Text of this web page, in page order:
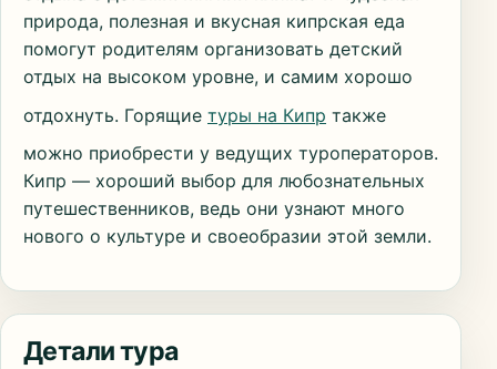
природа, полезная и вкусная кипрская еда
помогут родителям организовать детский
отдых на высоком уровне, и самим хорошо
отдохнуть. Горящие туры на Кипр также
можно приобрести у ведущих туроператоров.
Кипр — хороший выбор для любознательных
путешественников, ведь они узнают много
нового о культуре и своеобразии этой земли.
Детали тура